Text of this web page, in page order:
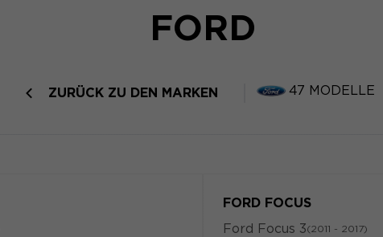
FORD
ZURÜCK ZU DEN MARKEN 47 MODELLE
FORD FOCUS
Ford Focus 3(2011 - 2017)